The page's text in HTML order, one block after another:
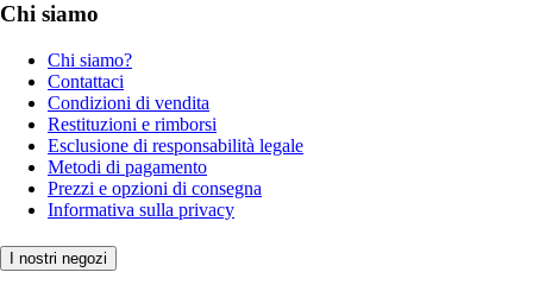
Chi siamo
Chi siamo?
Contattaci
Condizioni di vendita
Restituzioni e rimborsi
Esclusione di responsabilità legale
Metodi di pagamento
Prezzi e opzioni di consegna
Informativa sulla privacy
I nostri negozi